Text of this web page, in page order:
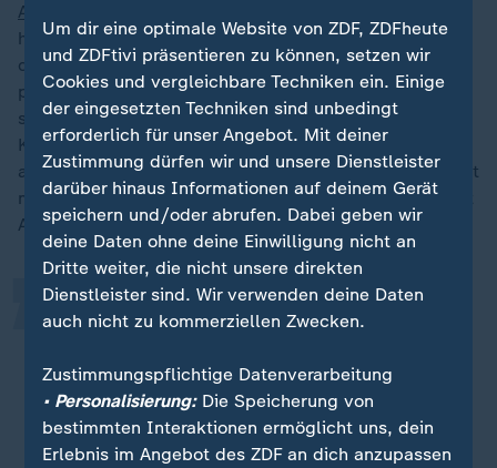
Arbeitslosigkeit
häufige Jobwechsel), braucht sich vor der Frage nach
den Gründen nicht zu fürchten. Ein Anlass kann eine
private Ursache sein, über die nicht unbedingt jeder
sprechen möchte, etwa eine (mentale oder physische)
Krankheit. "Ohne ins Detail zu gehen, können Sie
angeben, dass es einen medizinischen Grund gab." Hat
man aus der Lebenslauflücke etwas mitgenommen, rät
Andre Stephan-Park dazu, diesen Aspekt darzulegen.
Vielleicht hat die Zeit Klarheit über
gebracht.
„
Andre Stephan-Park, Bundesagentur für Arbeit
Um dir eine optimale Website von ZDF, ZDFheute
und ZDFtivi präsentieren zu können, setzen wir
Cookies und vergleichbare Techniken ein. Einige
der eingesetzten Techniken sind unbedingt
erforderlich für unser Angebot. Mit deiner
Zustimmung dürfen wir und unsere Dienstleister
darüber hinaus Informationen auf deinem Gerät
speichern und/oder abrufen. Dabei geben wir
deine Daten ohne deine Einwilligung nicht an
Dritte weiter, die nicht unsere direkten
Dienstleister sind. Wir verwenden deine Daten
auch nicht zu kommerziellen Zwecken.
Zustimmungspflichtige Datenverarbeitung
• Personalisierung:Die Speicherung von
bestimmten Interaktionen ermöglicht uns, dein
Erlebnis im Angebot des ZDF an dich anzupassen